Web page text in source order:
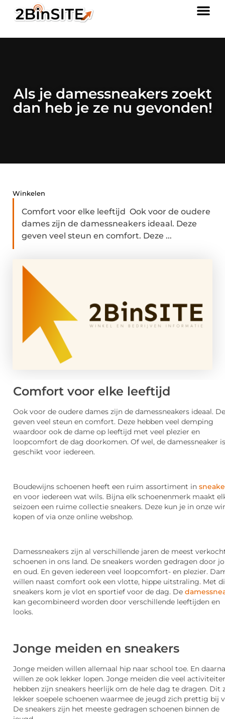
Als je damessneakers zoekt
dan heb je ze nu gevonden!
Winkelen
Comfort voor elke leeftijd Ook voor de oudere
dames zijn de damessneakers ideaal. Deze
geven veel steun en comfort. Deze ...
Comfort voor elke leeftijd
Ook voor de oudere dames zijn de damessneakers ideaal.
geven veel steun en comfort. Deze hebben veel demping
waardoor ook de dame op leeftijd met veel plezier en
loopcomfort de dag doorkomen. Of wel, de damessneaker is
geschikt voor iedereen.
Boudewijns schoenen heeft een ruim assortiment in
en voor iedereen wat wils. Bijna elk schoenenmerk maakt
seizoen een ruime collectie sneakers. Deze kun je in onze
kopen of via onze online webshop.
Damessneakers zijn al verschillende jaren de meest
schoenen in ons land. De sneakers worden gedragen door
en oud. En geven iedereen veel loopcomfort- en plezier.
willen naast comfort ook een vlotte, hippe uitstraling. Met
sneakers kom je vlot en sportief voor de dag. De
kan gecombineerd worden door verschillende leeftijden en
looks.
Jonge meiden en sneakers
Jonge meiden willen allemaal hip naar school toe. En
willen ze ook lekker lopen. Jonge meiden die veel
hebben zijn sneakers heerlijk om de hele dag te dragen. Dit
lekker soepele schoenen waarmee de jeugd zich prettig bij
De sneakers zijn het meeste gedragen schoenen binnen de